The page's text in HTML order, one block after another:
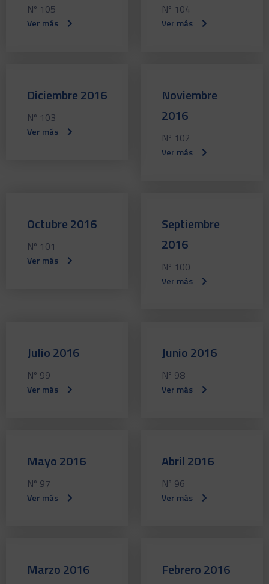
Nº 105
Ver más
Nº 104
Ver más
Diciembre 2016
Nº 103
Ver más
Noviembre
2016
Nº 102
Ver más
Octubre 2016
Nº 101
Ver más
Septiembre
2016
Nº 100
Ver más
Julio 2016
Nº 99
Ver más
Junio 2016
Nº 98
Ver más
Mayo 2016
Nº 97
Ver más
Abril 2016
Nº 96
Ver más
Marzo 2016 Febrero 2016